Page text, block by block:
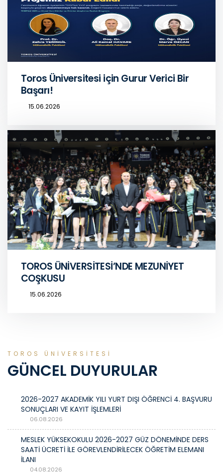
Toros Üniversitesi için Gurur Verici Bir
Başarı!
15.06.2026
TOROS ÜNİVERSİTESİ’NDE MEZUNİYET
COŞKUSU
15.06.2026
TOROS ÜNİVERSİTESİ
GÜNCEL DUYURULAR
2026-2027 AKADEMİK YILI YURT DIŞI ÖĞRENCİ 4. BAŞVURU
SONUÇLARI VE KAYIT İŞLEMLERİ
06.08.2026
MESLEK YÜKSEKOKULU 2026-2027 GÜZ DÖNEMİNDE DERS
SAATİ ÜCRETİ İLE GÖREVLENDİRİLECEK ÖĞRETİM ELEMANI
İLANI
04.08.2026